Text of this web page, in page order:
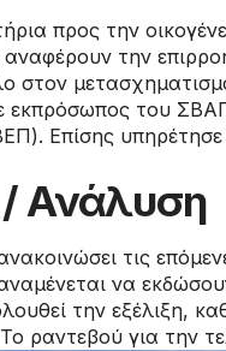
προς την
αναφέρουν την
στον
εκπρόσωπος του
Επίσης
/ Ανάλυση
τις
να
την εξέλιξη,
ραντεβού για την